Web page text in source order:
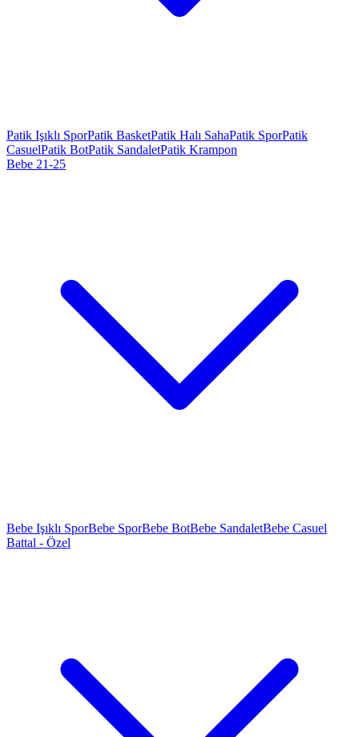
Patik Işıklı SporPatik BasketPatik Halı SahaPatik SporPatik
CasuelPatik BotPatik SandaletPatik Krampon
Bebe 21-25
Bebe Işıklı SporBebe SporBebe BotBebe SandaletBebe Casuel
Battal - Özel